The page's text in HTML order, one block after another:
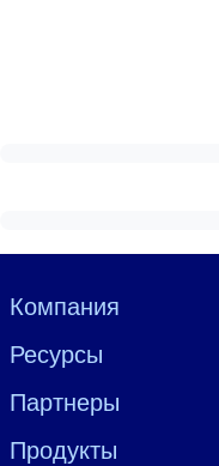
Visually hidden Text
Компания
Ресурсы
Партнеры
Продукты